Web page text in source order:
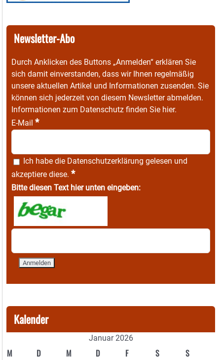
Newsletter-Abo
Durch Anklicken des Buttons „Anmelden“ erklären Sie
sich damit einverstanden, dass wir Ihnen regelmäßig
unsere aktuellen Artikel und Informationen zusenden. Sie
können sich jederzeit von diesem Newsletter abmelden.
Informationen zum Datenschutz finden Sie hier.
E-Mail *
Ich habe die Datenschutzerklärung gelesen und
akzeptiere diese. *
Bitte diesen Text hier unten eingeben:
Kalender
Januar 2026
M D M D F S S